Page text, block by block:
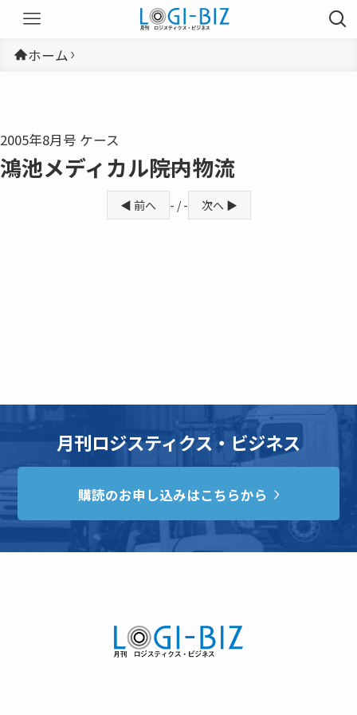
ホーム
2005年8月号 ケース
鴻池メディカル――院内物流
◀ 前へ - / - 次へ ▶
月刊ロジスティクス・ビジネス
購読のお申し込みはこちらから